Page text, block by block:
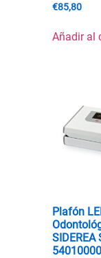
€85,80
Añadir al
Plafón
SIDEREA